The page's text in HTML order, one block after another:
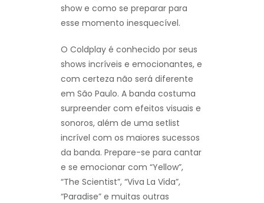
show e como se preparar para
esse momento inesquecível.
O Coldplay é conhecido por seus
shows incríveis e emocionantes, e
com certeza não será diferente
em São Paulo. A banda costuma
surpreender com efeitos visuais e
sonoros, além de uma setlist
incrível com os maiores sucessos
da banda. Prepare-se para cantar
e se emocionar com “Yellow”,
“The Scientist”, “Viva La Vida”,
“Paradise” e muitas outras